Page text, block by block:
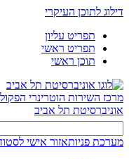
דילוג לתוכן העיקרי
תפריט עליון
תפריט ראשי
תוכן ראשי
מרכז השירות הוטרינרי
אוניברסיטת תל אביב
מערכת פניותאזור אישי